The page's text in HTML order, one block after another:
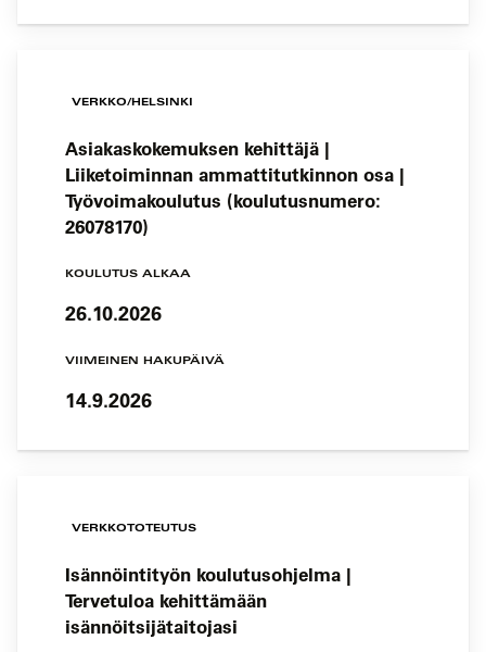
VERKKO/HELSINKI
Asiakaskokemuksen kehittäjä |
Liiketoiminnan ammattitutkinnon osa |
Työvoimakoulutus (koulutusnumero:
26078170)
KOULUTUS ALKAA
26.10.2026
VIIMEINEN HAKUPÄIVÄ
14.9.2026
VERKKOTOTEUTUS
Isännöintityön koulutusohjelma |
Tervetuloa kehittämään
isännöitsijätaitojasi